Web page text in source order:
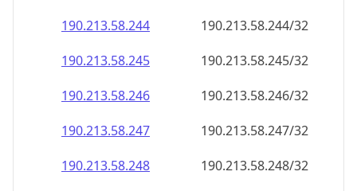
190.213.58.244
190.213.58.244/32
190.213.58.245
190.213.58.245/32
190.213.58.246
190.213.58.246/32
190.213.58.247
190.213.58.247/32
190.213.58.248
190.213.58.248/32